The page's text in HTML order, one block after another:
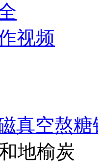
视频
真空熬
地榆炭